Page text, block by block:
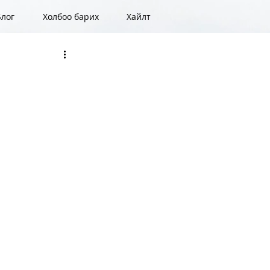
Холбоо барих Хайлт